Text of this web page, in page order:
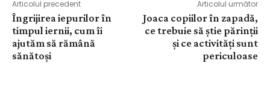
Articolul precedent
Îngrijirea iepurilor în
timpul iernii, cum îi
ajutăm să rămână
sănătoși
Articolul următor
Joaca copiilor în zapadă,
ce trebuie să știe părinții
și ce activități sunt
periculoase